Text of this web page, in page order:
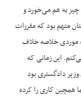
به هم می‌خورد و
متهم بود که مقررات
موردی خلاصه خلاف
این زمانی که
دادگستری بود
همچین کاری را کرده